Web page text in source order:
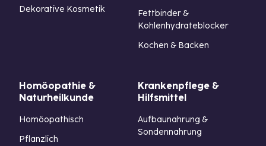
Dekorative Kosmetik
Fettbinder &
Kohlenhydrateblocker
Kochen & Backen
Homöopathie &
Naturheilkunde
Homöopathisch
Pflanzlich
Krankenpflege &
Hilfsmittel
Aufbaunahrung &
Sondennahrung